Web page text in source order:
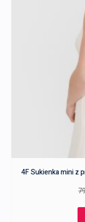
4F Sukienka mini z